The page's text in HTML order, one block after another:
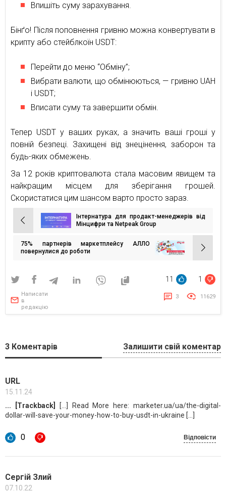
Впишіть суму зарахування.
Бінґо! Після поповнення гривню можна конвертувати в
крипту або стейблкоїн USDT:
Перейти до меню “Обміну”;
Вибрати валюти, що обмінюються, — гривню UAH
і USDT;
Вписати суму та завершити обмін.
Тепер USDT у ваших руках, а значить ваші гроші у
повній безпеці. Захищені від знецінення, заборон та
будь-яких обмежень.
За 12 років криптовалюта стала масовим явищем та
найкращим місцем для зберігання грошей.
Скористатися цим шансом варто просто зараз.
Навігація
записів
Інтернатура для продакт-менеджерів від
Мінцифри та Netpeak Group
75% партнерів маркетплейсу АЛЛО
повернулися до роботи
11 1
Написати
в
редакцію
3 11629
3 Коментарів Залишити свій коментар
URL
15.11.24
... [Trackback]
[...] Read More here: marketer.ua/ua/the-digital-
dollar-will-save-your-money-how-to-buy-usdt-in-ukraine [...]
0 Відповісти
Сергій Злий
07.10.22